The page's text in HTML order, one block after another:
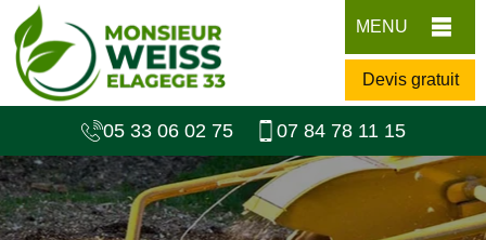
MENU
Devis gratuit
05 33 06 02 75 07 84 78 11 15